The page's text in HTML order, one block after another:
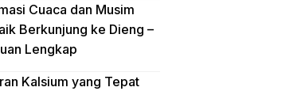
Cuaca dan Musim
Berkunjung ke Dieng –
Lengkap
Kalsium yang Tepat